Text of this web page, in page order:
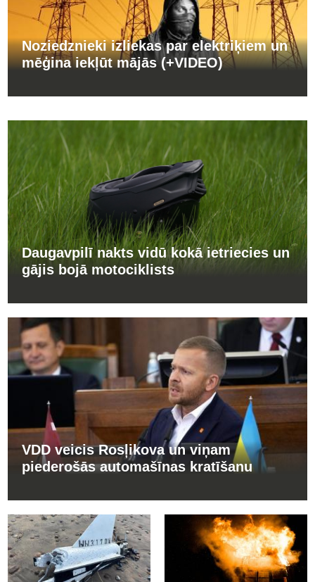
Noziedznieki izliekas par elektriķiem un
mēģina iekļūt mājās (+VIDEO)
Daugavpilī nakts vidū kokā ietriecies un
gājis bojā motociklists
VDD veicis Rosļikova un viņam
piederošās automašīnas kratīšanu